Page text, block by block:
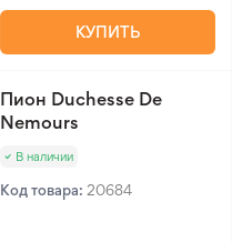
КУПИТЬ
Пион Duchesse De
Nemours
В наличии
Код товара: 20684